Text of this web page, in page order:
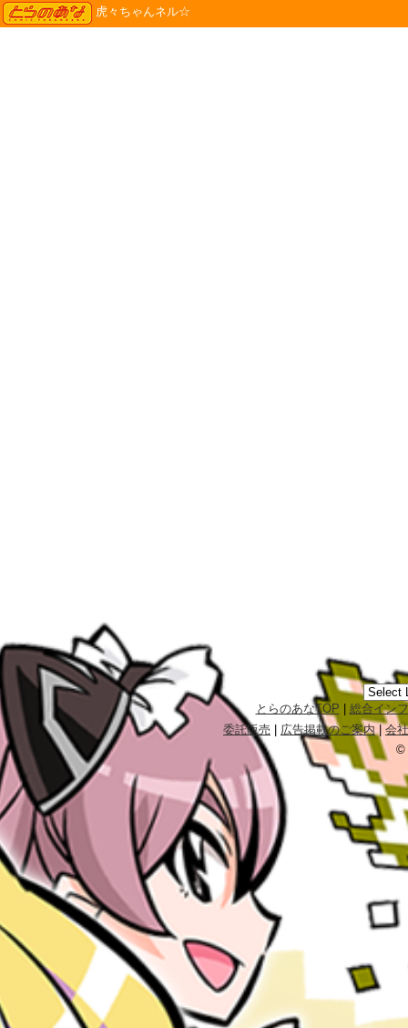
TORANOANA
虎々ちゃんネル☆
とらのあなTOP
総合イン
委託販売
広告掲載のご案内|会
©